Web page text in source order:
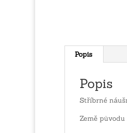
Popis
Popis
Stříbrné
Země